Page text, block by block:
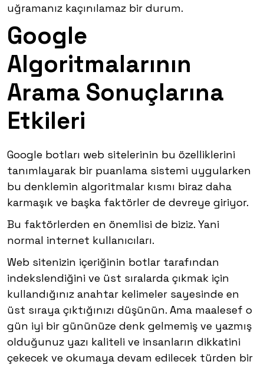
uğramanız kaçınılamaz bir durum.
Google
Algoritmalarının
Arama Sonuçlarına
Etkileri
Google botları web sitelerinin bu özelliklerini
tanımlayarak bir puanlama sistemi uygularken
bu denklemin algoritmalar kısmı biraz daha
karmaşık ve başka faktörler de devreye giriyor.
Bu faktörlerden en önemlisi de biziz. Yani
normal internet kullanıcıları.
Web sitenizin içeriğinin botlar tarafından
indekslendiğini ve üst sıralarda çıkmak için
kullandığınız anahtar kelimeler sayesinde en
üst sıraya çıktığınızı düşünün. Ama maalesef o
gün iyi bir gününüze denk gelmemiş ve yazmış
olduğunuz yazı kaliteli ve insanların dikkatini
çekecek ve okumaya devam edilecek türden bir